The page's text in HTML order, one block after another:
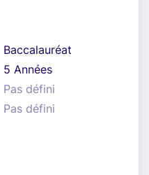
Baccalauréat
5 Années
Pas défini
Pas défini